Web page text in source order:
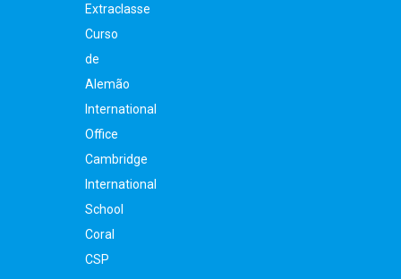
Extraclasse
Curso
de
Alemão
International
Office
Cambridge
International
School
Coral
CSP